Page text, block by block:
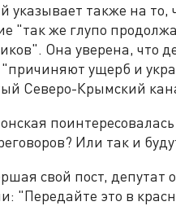
указывает также на то,
"так же глупо
Она уверена, что
ущерб и
Северо-Крымский
Или так и
свой пост, депутат
"Передайте это в